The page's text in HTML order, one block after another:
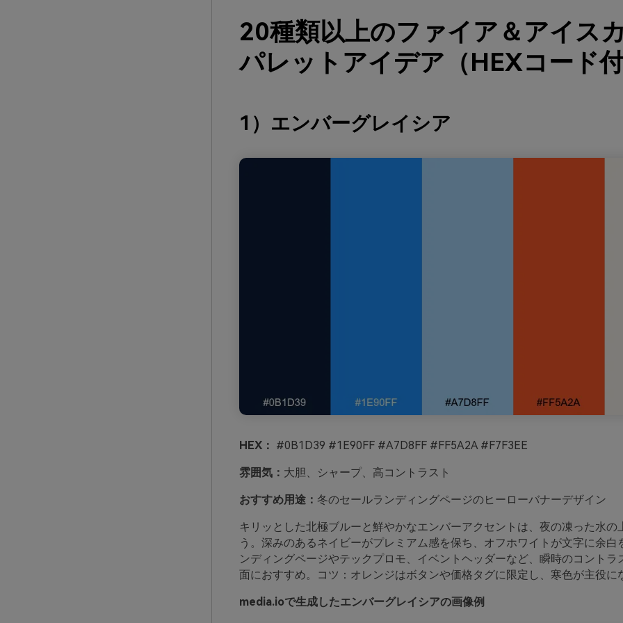
20種類以上のファイア＆アイス
パレットアイデア（HEXコード付
1）エンバーグレイシア
HEX： #0B1D39 #1E90FF #A7D8FF #FF5A2A #F7F3EE
雰囲気： 大胆、シャープ、高コントラスト
おすすめ用途： 冬のセールランディングページのヒーローバナーデザイン
キリッとした北極ブルーと鮮やかなエンバーアクセントは、夜の凍った水の
う。深みのあるネイビーがプレミアム感を保ち、オフホワイトが文字に余白
ンディングページやテックプロモ、イベントヘッダーなど、瞬時のコントラ
面におすすめ。コツ：オレンジはボタンや価格タグに限定し、寒色が主役に
media.ioで生成したエンバーグレイシアの画像例